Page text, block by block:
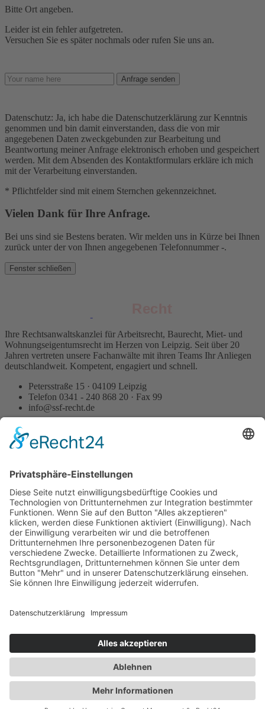
Bitte Ort angeben.
Leider ist ein fehler aufgetreten.
Versuchen Sie es später nochmals oder rufen Sie uns an.
Anfrage senden
Datenschutz: Ja, ich habe die Datenschutzerklärung zur Kenntnis
genommen und bin damit einverstanden, dass die von mir
angegebenen Daten zweckgebunden zur Bearbeitung und
Beantwortung meiner Anfrage elektronisch erhoben und gespeichert
werden. Mit dem Absenden des Kontaktformulars erkläre ich mich
mit der Verarbeitung einverstanden.
* Pflichtfelder sind mit einem Sternchen gekennzeichnet.
Vielen Dank für Ihre Anfrage.
Bei uns sind sie Bestens beraten. Wir melden uns in Kürze bei Ihnen
zurück unter der von Ihnen angegebenen Telefonnummer -.
Fenster schließen
Recht
Ihre Rechtsanwaltskanzlei für Arbeitsrecht, Baurecht, Miet- und
Wohnungseigentumsrecht im Herzen von Leipzig. Seit über 20
Jahren vertreten unsere Fachanwälte mit ihren Teams Ihr Anliegen
deutschlandweit. Kompetent, engagiert und schnell.
Petersstraße 15 · 04109 Leipzig
Telefon 0341 - 240 868 20 · Fax 99
info@ssf-recht.de
Spezialisiert auf
Arbeitsrecht Betriebsräte
Privates Baurecht für Unternehmer
Architekten- & Ingenieurrecht
Gewerbliches Mietrecht
Mietrecht für Vermieter
Mietrecht für Mieter
Wohnungseigentumsrecht
Über uns
Daniel Frick
Mario van Suntum
Impressum
© 2026 Sommerfeld van Suntum Frick · Konzept und Web:DART